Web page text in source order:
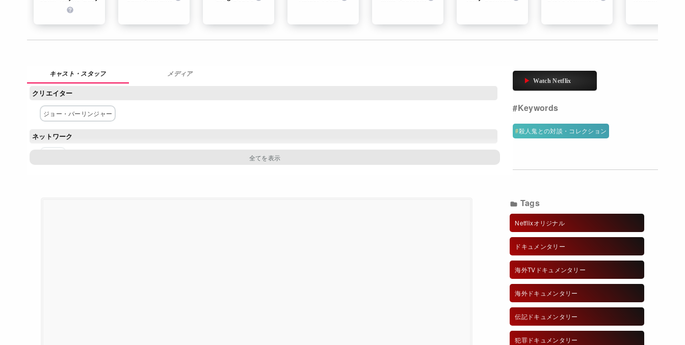
メディア
クリエイター
ジョー・バーリンジャー
ネットワーク
殺人鬼との対談・コレクション
Tags
Netflixオリジナル
ドキュメンタリー
海外TVドキュメンタリー
海外ドキュメンタリー
伝記ドキュメンタリー
犯罪ドキュメンタリー